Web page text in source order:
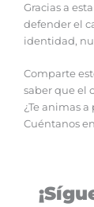
Gracias a
defender el
identidad,
Comparte
saber que el
¿Te animas
Cuéntanos